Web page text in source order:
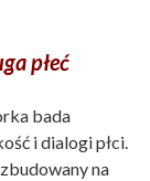
płeć
bada
i dialogi płci.
na